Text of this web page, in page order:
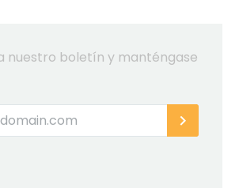
nuestro boletín y manténgase